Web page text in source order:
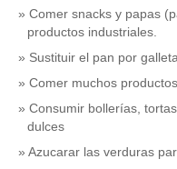
Comer snacks y papas
productos industriales.
Sustituir el pan por
Comer muchos
Consumir bollerías,
dulces
Azucarar las verduras